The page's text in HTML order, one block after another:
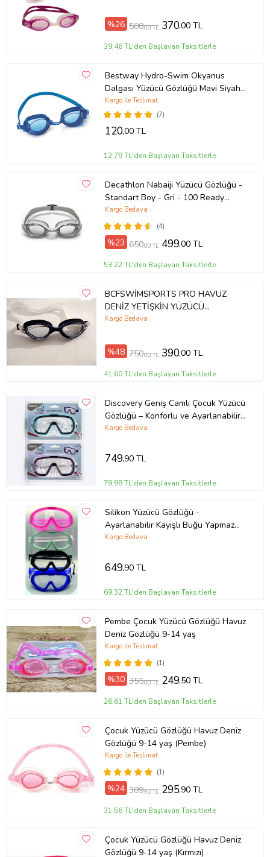
%26 500,00 TL 370,00 TL
39,46 TL'den Başlayan Taksitlerle
Bestway Hydro-Swim Okyanus
Dalgası Yüzücü Gözlüğü Mavi Siyah
Pembe (Mavi)
(7)
Kargo ile Teslimat
120,00 TL
12,79 TL'den Başlayan Taksitlerle
Decathlon Nabaiji Yüzücü Gözlüğü -
Standart Boy - Gri - 100 Ready
BUĞU YAPMAZ ORJİNAL
(4)
Kargo Bedava
%23 650,00 TL 499,00 TL
53,22 TL'den Başlayan Taksitlerle
BCFSWİMSPORTS PRO HAVUZ
DENİZ YETİŞKİN YÜZÜCÜ
GÖZLÜĞÜ (Siyah)
Kargo Bedava
%48 750,00 TL 390,00 TL
41,60 TL'den Başlayan Taksitlerle
Discovery Geniş Camlı Çocuk Yüzücü
Gözlüğü – Konforlu ve Ayarlanabilir
Deniz Gözlüğü
Kargo Bedava
749,90 TL
79,98 TL'den Başlayan Taksitlerle
Silikon Yüzücü Gözlüğü -
Ayarlanabilir Kayışlı Buğu Yapmaz
Su Sızdırmaz Havuz Gözlüğü
Kargo Bedava
649,90 TL
69,32 TL'den Başlayan Taksitlerle
Pembe Çocuk Yüzücü Gözlüğü Havuz
Deniz Gözlüğü 9-14 yaş
(1)
Kargo ile Teslimat
%30 355,00 TL 249,50 TL
26,61 TL'den Başlayan Taksitlerle
Çocuk Yüzücü Gözlüğü Havuz Deniz
Gözlüğü 9-14 yaş (Pembe)
(1)
Kargo ile Teslimat
%24 389,90 TL 295,90 TL
31,56 TL'den Başlayan Taksitlerle
Çocuk Yüzücü Gözlüğü Havuz Deniz
Gözlüğü 9-14 yaş (Kırmızı)